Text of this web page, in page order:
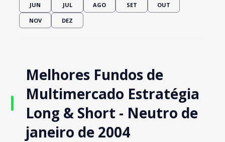
JUN JUL AGO SET OUT
NOV DEZ
Melhores Fundos de
Multimercado Estratégia
Long & Short - Neutro de
janeiro de 2004